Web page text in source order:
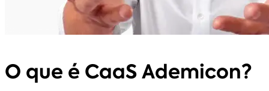
O que é CaaS Ademicon?